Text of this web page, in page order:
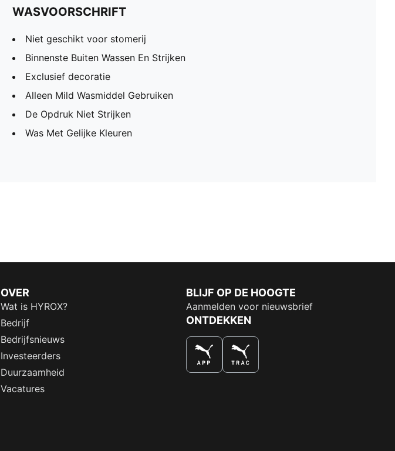
WASVOORSCHRIFT
Niet geschikt voor stomerij
Binnenste Buiten Wassen En Strijken
Exclusief decoratie
Alleen Mild Wasmiddel Gebruiken
De Opdruk Niet Strijken
Was Met Gelijke Kleuren
OVER
Wat is HYROX?
Bedrijf
Bedrijfsnieuws
Investeerders
Duurzaamheid
Vacatures
BLIJF OP DE HOOGTE
Aanmelden voor nieuwsbrief
ONTDEKKEN